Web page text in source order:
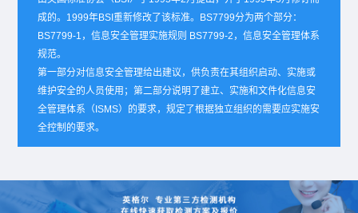
成的。1999年BSI重新修改了该标准。BS7799分为两个部分：
BS7799-1，信息安全管理实施规则 BS7799-2，信息安全管理体系
规范。
第一部分对信息安全管理给出建议，供负责在其组织启动、实施或
维护安全的人员使用；第二部分说明了建立、实施和文件化信息安
全管理体系（ISMS）的要求，规定了根据独立组织的需要应实施安
全控制的要求。